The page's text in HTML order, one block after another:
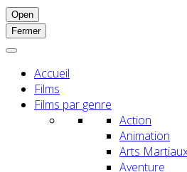
Open
Fermer
Accueil
Films
Films par genre
Action
Animation
Arts
Aventure